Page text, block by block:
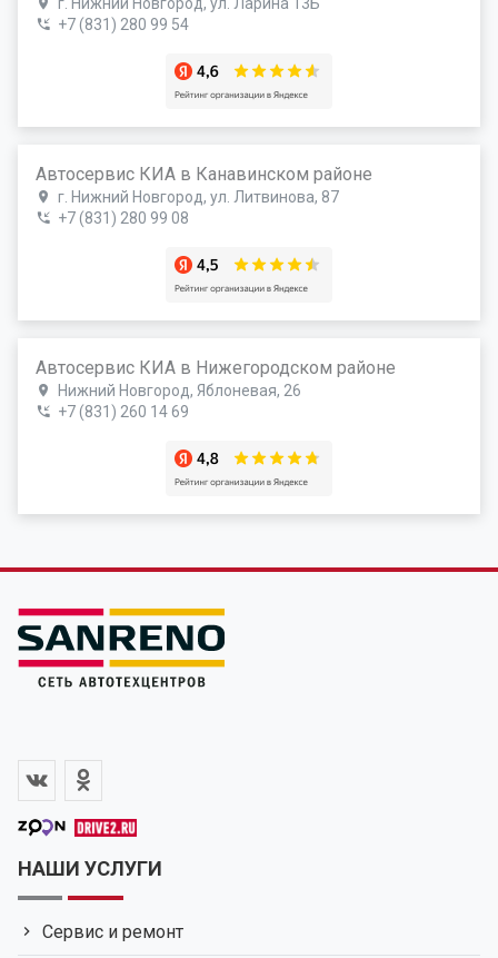
+7 (831) 280 99 54
Автосервис КИА в Канавинском районе
г. Нижний Новгород, ул. Литвинова, 87
+7 (831) 280 99 08
Автосервис КИА в Нижегородском районе
Нижний Новгород, Яблоневая, 26
+7 (831) 260 14 69
НАШИ УСЛУГИ
Сервис и ремонт